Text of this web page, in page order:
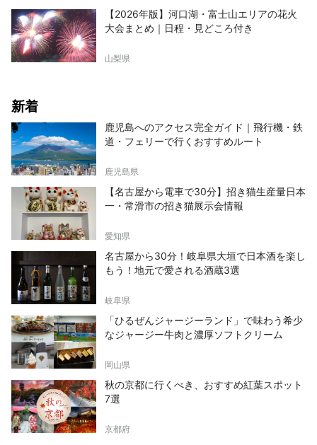
【2026年版】河口湖・富士山エリアの花火
大会まとめ｜日程・見どころ付き
山梨県
新着
鹿児島へのアクセス完全ガイド｜飛行機・鉄
道・フェリーで行くおすすめルート
鹿児島県
【名古屋から電車で30分】招き猫生産量日本
一・常滑市の招き猫展示会情報
愛知県
名古屋から30分！岐阜県大垣で日本酒を楽し
もう！地元で愛される酒蔵3選
岐阜県
「ひるぜんジャージーランド」で味わう希少
なジャージー牛肉と濃厚ソフトクリーム
岡山県
秋の京都に行くべき、おすすめ紅葉スポット
7選
京都府